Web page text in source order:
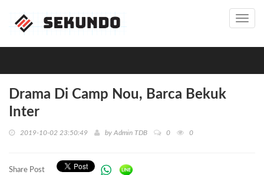
Drama Di Camp Nou, Barca Bekuk
Inter
2019-10-02 23:50:49 by Admin TDB 0 0
Share Post